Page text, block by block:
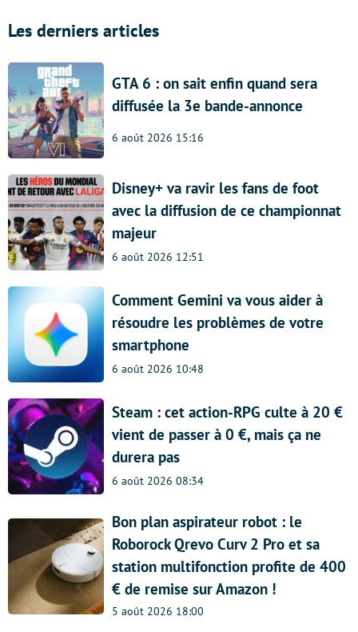
Les derniers articles
GTA 6 : on sait enfin quand sera
diffusée la 3e bande-annonce
6 août 2026 15:16
Disney+ va ravir les fans de foot
avec la diffusion de ce championnat
majeur
6 août 2026 12:51
Comment Gemini va vous aider à
résoudre les problèmes de votre
smartphone
6 août 2026 10:48
Steam : cet action-RPG culte à 20 €
vient de passer à 0 €, mais ça ne
durera pas
6 août 2026 08:34
Bon plan aspirateur robot : le
Roborock Qrevo Curv 2 Pro et sa
station multifonction profite de 400
€ de remise sur Amazon !
5 août 2026 18:00